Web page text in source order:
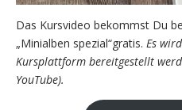
Das Kursvideo bekommst Du
„Minialben spezial“gratis. Es
Kursplattform bereitgestellt
YouTube).